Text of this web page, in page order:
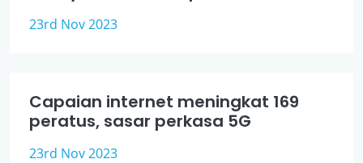
23rd Nov 2023
Capaian internet meningkat 169
peratus, sasar perkasa 5G
23rd Nov 2023